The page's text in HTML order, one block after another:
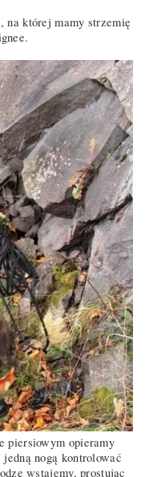
na której mamy strzemię
piersiowym opieramy
nogą kontrolować
wstajemy, prostując